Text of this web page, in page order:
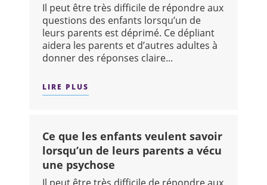
Il peut être très difficile de répondre aux
questions des enfants lorsqu’un de
leurs parents est déprimé. Ce dépliant
aidera les parents et d’autres adultes à
donner des réponses claire...
LIRE PLUS
Ce que les enfants veulent savoir
lorsqu’un de leurs parents a vécu
une psychose